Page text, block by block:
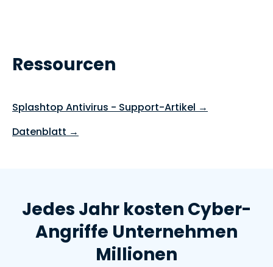
Ressourcen
Splashtop Antivirus - Support-Artikel →
Datenblatt →
Jedes Jahr kosten Cyber-
Angriffe Unternehmen
Millionen